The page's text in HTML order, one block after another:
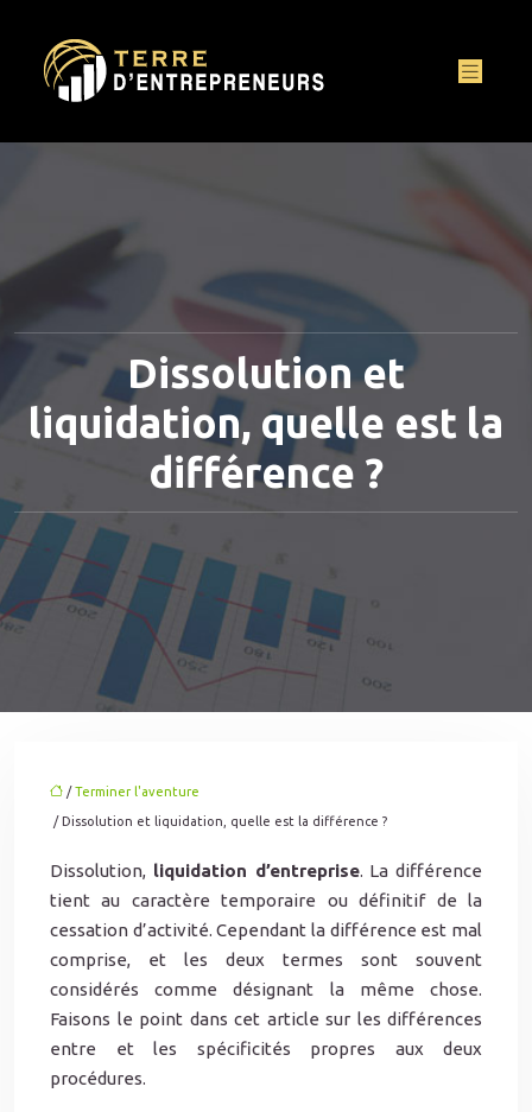
Dissolution et
liquidation, quelle est la
différence ?
/Terminer l'aventure
/ Dissolution et liquidation, quelle est la différence ?
Dissolution, liquidation d’entreprise. La différence
tient au caractère temporaire ou définitif de la
cessation d’activité. Cependant la différence est mal
comprise, et les deux termes sont souvent
considérés comme désignant la même chose.
Faisons le point dans cet article sur les différences
entre et les spécificités propres aux deux
procédures.